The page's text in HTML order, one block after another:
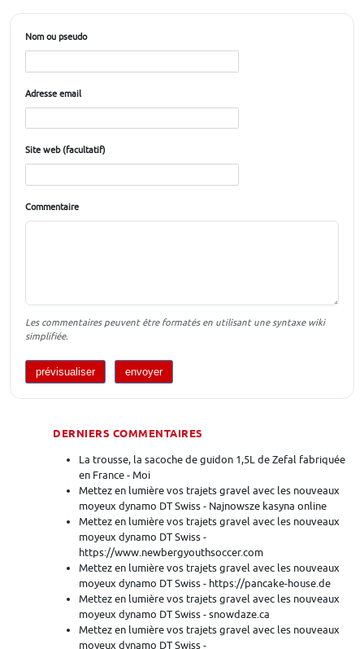
Nom ou pseudo
Adresse email
Site web (facultatif)
Commentaire
Les commentaires peuvent être formatés en utilisant une syntaxe wiki
simplifiée.
DERNIERS COMMENTAIRES
La trousse, la sacoche de guidon 1,5L de Zefal fabriquée
en France - Moi
Mettez en lumière vos trajets gravel avec les nouveaux
moyeux dynamo DT Swiss - Najnowsze kasyna online
Mettez en lumière vos trajets gravel avec les nouveaux
moyeux dynamo DT Swiss -
https://www.newbergyouthsoccer.com
Mettez en lumière vos trajets gravel avec les nouveaux
moyeux dynamo DT Swiss - https://pancake-house.de
Mettez en lumière vos trajets gravel avec les nouveaux
moyeux dynamo DT Swiss - snowdaze.ca
Mettez en lumière vos trajets gravel avec les nouveaux
moyeux dynamo DT Swiss -